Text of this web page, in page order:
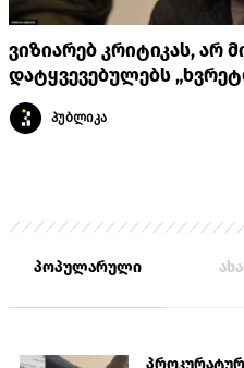
ვიზიარებ კრიტიკას, არ
დატყვევებულებს
პუბლიკა
პოპულარული